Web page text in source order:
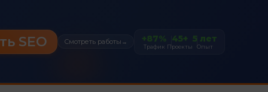
SEO Смотреть работы → +87%
Трафик
45+
Проекты
5 лет
Опыт